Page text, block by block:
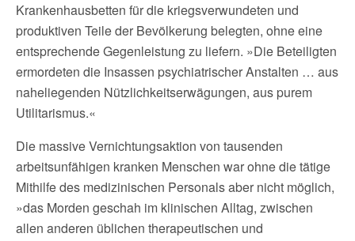
Krankenhausbetten für die kriegsverwundeten und
produktiven Teile der Bevölkerung belegten, ohne eine
entsprechende Gegenleistung zu liefern. »Die Beteiligten
ermordeten die Insassen psychiatrischer Anstalten … aus
naheliegenden Nützlichkeitserwägungen, aus purem
Utilitarismus.«
Die massive Vernichtungsaktion von tausenden
arbeitsunfähigen kranken Menschen war ohne die tätige
Mithilfe des medizinischen Personals aber nicht möglich,
»das Morden geschah im klinischen Alltag, zwischen
allen anderen üblichen therapeutischen und